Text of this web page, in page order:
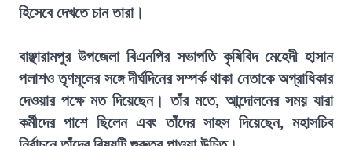
হিসেবে দেখতে চান তারা।
বাঞ্ছারামপুর উপজেলা বিএনপির সভাপতি কৃষিবিদ মেহেদী হাসান
পলাশও তৃণমূলের সঙ্গে দীর্ঘদিনের সম্পর্ক থাকা নেতাকে অগ্রাধিকার
দেওয়ার পক্ষে মত দিয়েছেন। তাঁর মতে, আন্দোলনের সময় যারা
কর্মীদের পাশে ছিলেন এবং তাঁদের সাহস দিয়েছেন, মহাসচিব